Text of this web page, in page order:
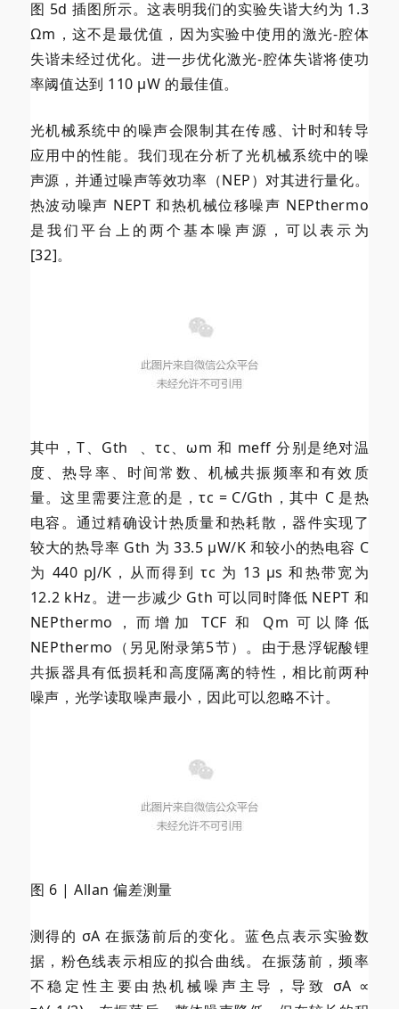
图 5d 插图所示。这表明我们的实验失谐大约为 1.3
Ωm，这不是最优值，因为实验中使用的激光-腔体
失谐未经过优化。进一步优化激光-腔体失谐将使功
率阈值达到 110 µW 的最佳值。
光机械系统中的噪声会限制其在传感、计时和转导
应用中的性能。我们现在分析了光机械系统中的噪
声源，并通过噪声等效功率（NEP）对其进行量化。
热波动噪声 NEPT 和热机械位移噪声 NEPthermo
是我们平台上的两个基本噪声源，可以表示为
[32]。
其中，T、 Gth
、τc、ωm 和 meff 分别是绝对温
度、热导率、时间常数、机械共振频率和有效质
量。这里需要注意的是，τc = C/Gth，其中 C 是热
电容。通过精确设计热质量和热耗散，器件实现了
较大的热导率 Gth 为 33.5 µW/K 和较小的热电容 C
为 440 pJ/K，从而得到 τc 为 13 µs 和热带宽为
12.2 kHz。进一步减少 Gth 可以同时降低 NEPT 和
NEPthermo，而增加 TCF 和 Qm 可以降低
NEPthermo（另见附录第5节）。由于悬浮铌酸锂
共振器具有低损耗和高度隔离的特性，相比前两种
噪声，光学读取噪声最小，因此可以忽略不计。
图 6 | Allan 偏差测量
测得的 σA 在振荡前后的变化。蓝色点表示实验数
据，粉色线表示相应的拟合曲线。在振荡前，频率
不稳定性主要由热机械噪声主导，导致 σA ∝